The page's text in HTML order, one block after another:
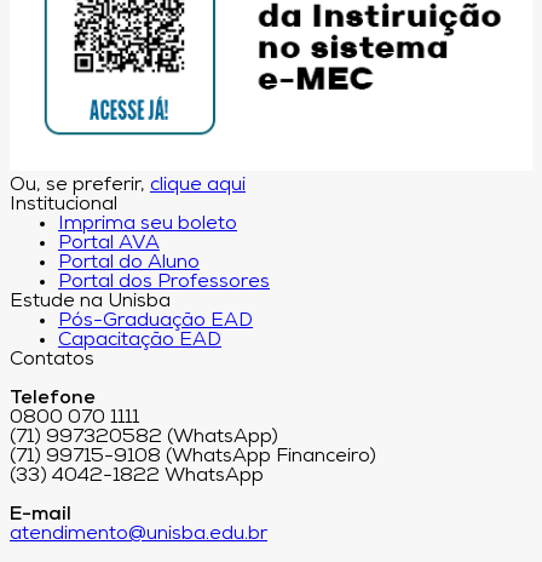
Ou, se preferir, clique aqui
Institucional
Imprima seu boleto
Portal AVA
Portal do Aluno
Portal dos Professores
Estude na Unisba
Pós-Graduação EAD
Capacitação EAD
Contatos
Telefone
0800 070 1111
(71) 997320582 (WhatsApp)
(71) 99715-9108 (WhatsApp Financeiro)
(33) 4042-1822 WhatsApp
E-mail
atendimento@unisba.edu.br